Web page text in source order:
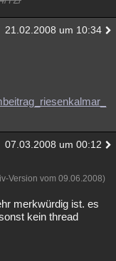
21.02.2008 um 10:34
07.03.2008 um 00:12
Version vom 09.06.2008)
merkwürdig ist. es
kein thread